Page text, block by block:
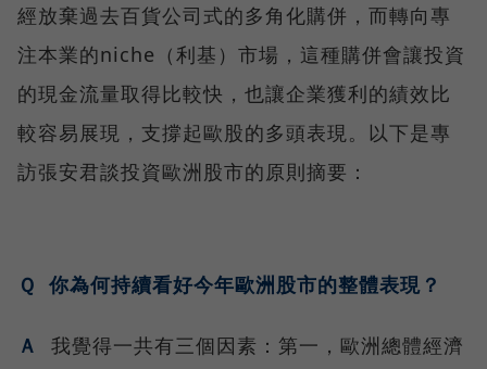
經放棄過去百貨公司式的多角化購併，而轉向專
注本業的niche（利基）市場，這種購併會讓投資
的現金流量取得比較快，也讓企業獲利的績效比
較容易展現，支撐起歐股的多頭表現。以下是專
訪張安君談投資歐洲股市的原則摘要：
Ｑ 你為何持續看好今年歐洲股市的整體表現？
Ａ
我覺得一共有三個因素：第一，歐洲總體經濟